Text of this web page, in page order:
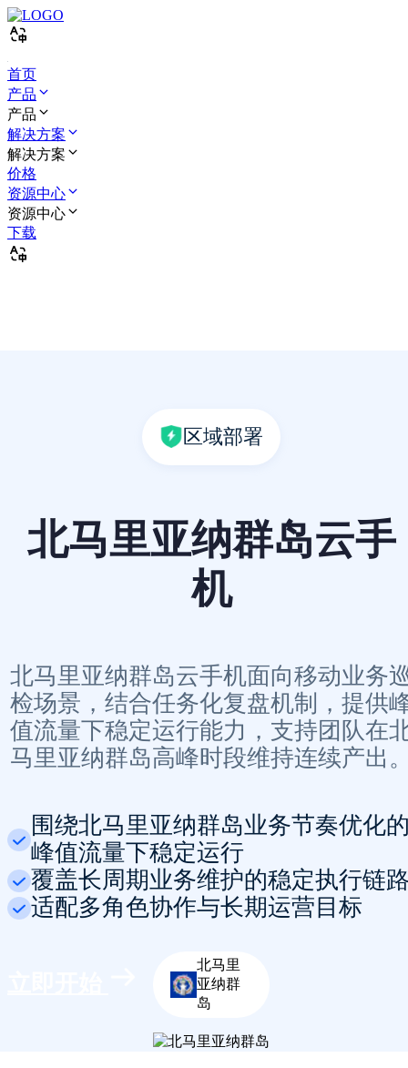
首页
产品
产品
解决方案
解决方案
价格
资源中心
资源中心
下载
区域部署
北马里亚纳群岛云手
机
北马里亚纳群岛云手机面向移动业务
检场景，结合任务化复盘机制，提供
值流量下稳定运行能力，支持团队在
马里亚纳群岛高峰时段维持连续产出
围绕北马里亚纳群岛业务节奏优化
峰值流量下稳定运行
覆盖长周期业务维护的稳定执行链
适配多角色协作与长期运营目标
北马里
亚纳群
岛